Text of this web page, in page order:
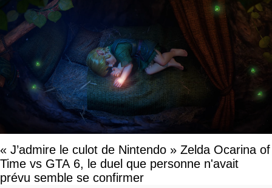
« J’admire le culot de Nintendo » Zelda Ocarina of
Time vs GTA 6, le duel que personne n'avait
prévu semble se confirmer